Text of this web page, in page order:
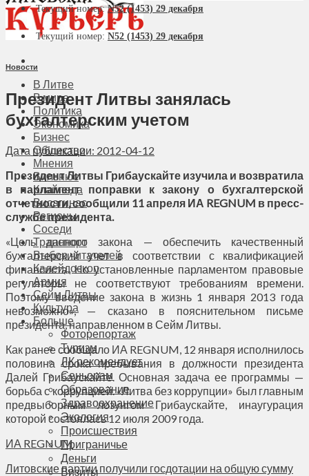
В Литве
В мире
Политика
Экономика
Бизнес
Общество
Мнения
Вильнюс
Клайпеда
Висагинас
Регионы
Соседи
Транспорт
Выбор читателей
Калейдоскоп
Армия
Сейм Литвы
Культура
Больше
Фоторепортаж
Туризм
ЛК рекомендует
Сеньорам
Образование
Здравоохранение
Экология
Происшествия
Приграничье
Деньги
Визиты
Текущий номер:N52 (1453) 29 декабря
Текущий номер: N52 (1453) 29 декабря
Новости
Президент Литвы занялась
бухгалтерским учетом
Дата публикации: 2012-04-12
Президент Литвы Грибаускайте изучила и возвратила
в парламент поправки к закону о бухгалтерской
отчетности, сообщили 11 апреля ИА REGNUM в пресс-
службе президента.
«Цель данного закона — обеспечить качественный
бухгалтерский учет в соответствии с квалификацией
финансиста. Но установленные парламентом правовые
регуляторы не соответствуют требованиям времени.
Поэтому введение закона в жизнь 1 января 2013 года
невозможно», — сказано в пояснительном письме
президента, направленном в Сейм Литвы.
Как ранее сообщало ИА REGNUM, 12 января исполнилось
половина срока пребывания в должности президента
Далей Грибаускайте. Основная задача ее программы —
борьба с коррупцией. «Литва без коррупции» был главным
предвыборным лозунгом Грибаускайте, инаугурация
которой состоялась 12 июля 2009 года.
ИА REGNUM
Литовские партии получили госдотации на общую сумму